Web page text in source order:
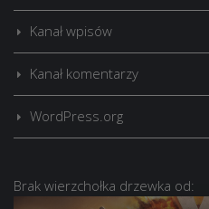
Kanał wpisów
Kanał komentarzy
WordPress.org
Brak wierzchołka drzewka od: